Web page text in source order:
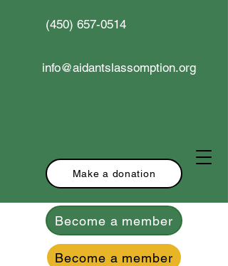
Become a member
Become a member
(450) 657-0514
info@aidantslassomption.org
Make a donation